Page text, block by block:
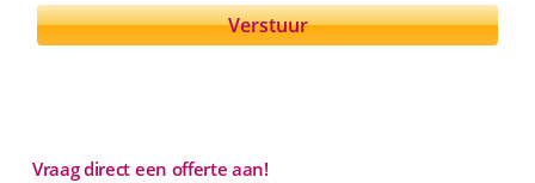
Vraag direct een offerte aan!